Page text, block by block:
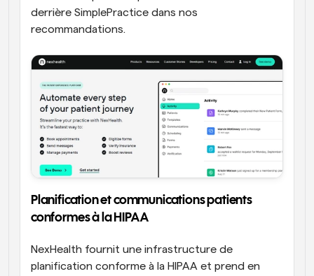
derrière SimplePractice dans nos
recommandations.
Planification et communications patients
conformes à la HIPAA
NexHealth fournit une infrastructure de
planification conforme à la HIPAA et prend en